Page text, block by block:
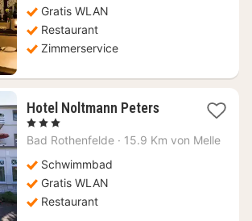
75,52
€
Gratis WLAN
Restaurant
Zimmerservice
Hotel Noltmann Peters1
ab
, 3 Sterne
Bad Rothenfelde · 15.9 Km von Melle
Schwimmbad
Gratis WLAN
Restaurant